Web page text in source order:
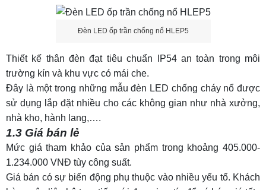
6.1 Thông số kỹ thuật
6.2 Đặc điểm cấu tạo
7. Đèn ốp trần chống nổ HLEP9
7.1 Thông số kỹ thuật
7.2 Đặc điểm cấu tạo
7.3 Giá bán lẻ
Đèn LED ốp trần chống nổ HLEP5
Thiết kế thân đèn đạt tiêu chuẩn IP54 an toàn trong môi
trường kín và khu vực có mái che.
Đây là một trong những mẫuđèn LED chống cháy nổ được
sử dụng lắp đặt nhiều cho các không gian như nhà xưởng,
nhà kho, hành lang,….
1.3 Giá bán lẻ
Mức giá tham khảo của sản phẩm trong khoảng 405.000-
1.234.000 VNĐ tùy công suất.
Giá bán có sự biến động phụ thuộc vào nhiều yếu tố. Khách